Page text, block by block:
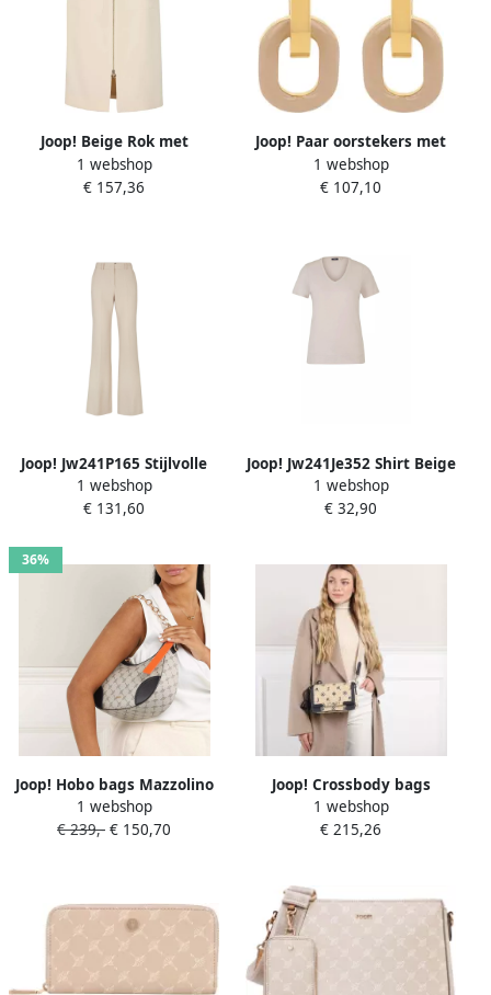
Joop! Beige Rok met
Ritssluiting Beige Dames
1 webshop
€ 157,36
Joop! Paar oorstekers met
emaille haakje
verwijderbaar
1 webshop
€ 107,10
Joop! Jw241P165 Stijlvolle
Broek Beige Dames
1 webshop
€ 131,60
Joop! Jw241Je352 Shirt Beige
Dames
1 webshop
€ 32,90
36%
Joop! Hobo bags Mazzolino
Edition Annina Shoulderbag
in beige
1 webshop
€ 239,- € 150,70
Joop! Crossbody bags
Tessere Sousa Shoulderbag
Shf in beige
1 webshop
€ 215,26